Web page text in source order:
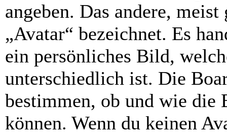
angeben. Das andere,
„Avatar“ bezeichnet. Es
ein persönliches Bild,
unterschiedlich ist. Die
bestimmen, ob und wie die
können. Wenn du keinen